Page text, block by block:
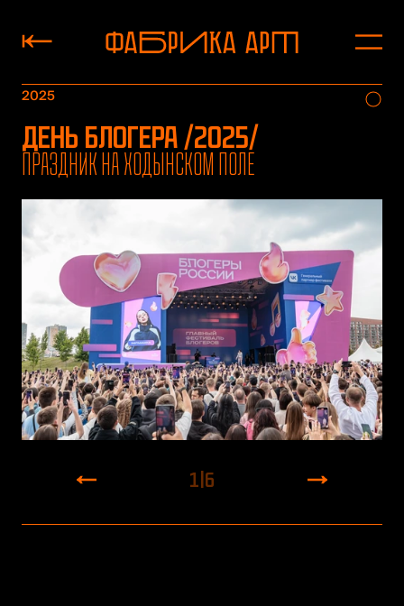
День блогера /2025/
Праздник на ходынском поле
1 6
2025